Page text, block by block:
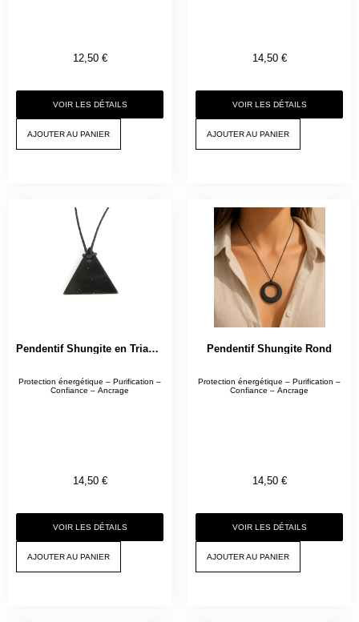
12,50 €
VOIR LES DÉTAILS
AJOUTER AU PANIER
14,50 €
VOIR LES DÉTAILS
AJOUTER AU PANIER
Pendentif Shungite en Triangle
Protection énergétique – Purification –
Confiance – Ancrage
14,50 €
VOIR LES DÉTAILS
AJOUTER AU PANIER
Pendentif Shungite Rond
Protection énergétique – Purification –
Confiance – Ancrage
14,50 €
VOIR LES DÉTAILS
AJOUTER AU PANIER